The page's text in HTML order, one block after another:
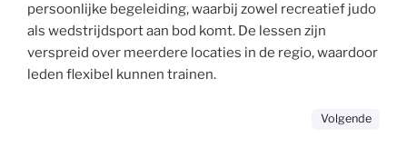
persoonlijke begeleiding, waarbij zowel recreatief judo
als wedstrijdsport aan bod komt. De lessen zijn
verspreid over meerdere locaties in de regio, waardoor
leden flexibel kunnen trainen.
Volgende